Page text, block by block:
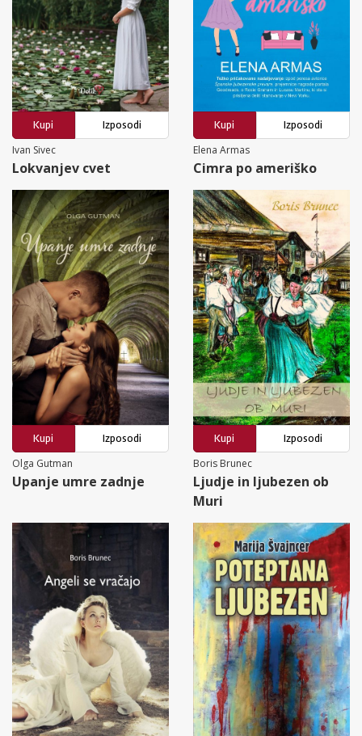
Kupi
Izposodi
Ivan Sivec
Lokvanjev cvet
Kupi
Izposodi
Elena Armas
Cimra po ameriško
Kupi
Izposodi
Olga Gutman
Upanje umre zadnje
Kupi
Izposodi
Boris Brunec
Ljudje in ljubezen ob
Muri